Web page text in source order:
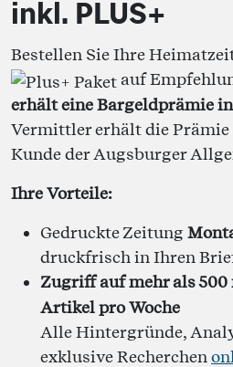
inkl. PLUS+
Bestellen Sie Ihre
auf
erhält eine Bargeldprämie
Vermittler erhält die Prämie
Kunde der Augsburger
Ihre Vorteile:
Gedruckte Zeitung
druckfrisch in Ihren
Zugriff auf mehr als 500
Artikel pro Woche
Alle Hintergründe,
exklusive Recherchen